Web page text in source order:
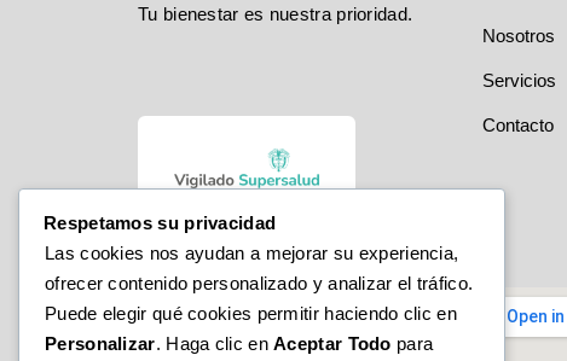
Tu bienestar es nuestra prioridad.
Nosotros
Servicios
Contacto
Respetamos su privacidad
Las cookies nos ayudan a mejorar su experiencia,
ofrecer contenido personalizado y analizar el tráfico.
Puede elegir qué cookies permitir haciendo clic en
Personalizar. Haga clic enAceptar Todo para